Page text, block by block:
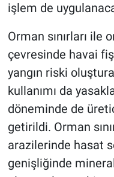
işlem de
Orman sınırları ile
çevresinde havai
yangın riski
kullanımı da
döneminde de
getirildi. Orman
arazilerinde hasat
genişliğinde